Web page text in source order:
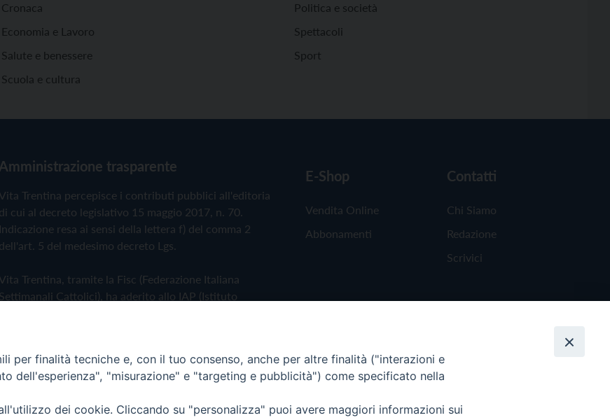
Cronaca
Economia e Lavoro
Salute e benessere
Scuola e cultura
Politica e società
Spettacoli
Sport
Amministrazione trasparente
Vita Trentina percepisce i contributi pubblici all'editoria
di cui al decreto legislativo 15 maggio 2017, n. 70.
Indicazione resa ai sensi della lettera f) del comma 2
dell'art. 5 del medesimo decreto Lgs.
Vita Trentina, tramite la Fisc (Federazione Italiana
Settimanali Cattolici), ha aderito allo IAP (Istituto
Privacy Policy Cookie Policy
E-Shop
Vendita Online
Abbonamenti
Contatti
Chi Siamo
Redazione
Scrivici
per finalità tecniche e, con il tuo consenso, anche per altre finalità ("interazioni e
dell'esperienza", "misurazione" e "targeting e pubblicità") come specificato nella
dei cookie. Cliccando su "personalizza" puoi avere maggiori informazioni sui